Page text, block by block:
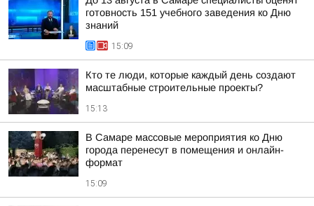
готовность 151 учебного заведения ко Дню
знаний
15:09
Кто те люди, которые каждый день создают
масштабные строительные проекты?
15:13
В Самаре массовые мероприятия ко Дню
города перенесут в помещения и онлайн-
формат
15:09